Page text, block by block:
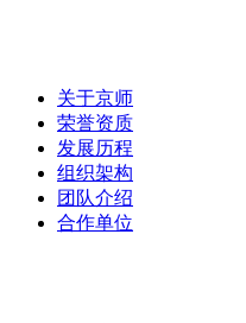
关于京师
荣誉资质
发展历程
组织架构
团队介绍
合作单位